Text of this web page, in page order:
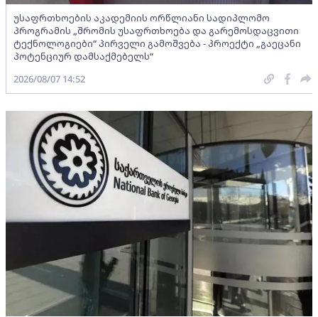
უსაფრთხოების აკადემიის ორწლიანი სადიპლომო
პროგრამის „შრომის უსაფრთხოება და გარემოსდაცვითი
ტექნოლოგიები“ პირველი გამოშვება - პროექტი „გაეცანი
პოტენციურ დამსაქმებელს“
2026/08/07 14:52